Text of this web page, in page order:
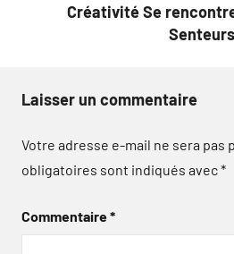
Créativité Se
Laisser un commentaire
Votre adresse e-mail ne sera pas
obligatoires sont indiqués avec*
Commentaire*